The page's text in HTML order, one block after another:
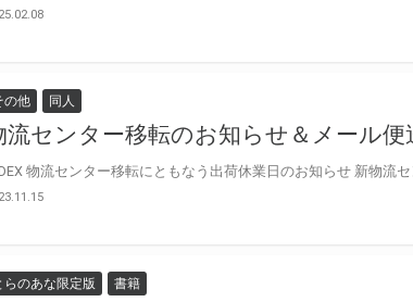
の他 同人
流センター移転のお知らせ＆メール便
らのあな限定版 書籍